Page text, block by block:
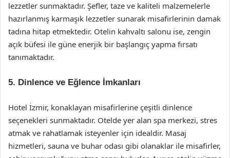
lezzetler sunmaktadır. Şefler, taze ve kaliteli malzemelerle
hazırlanmış karmaşık lezzetler sunarak misafirlerinin damak
tadına hitap etmektedir. Otelin kahvaltı salonu ise, zengin
açık büfesi ile güne enerjik bir başlangıç yapma fırsatı
tanımaktadır.
5. Dinlence ve Eğlence İmkanları
Hotel İzmir, konaklayan misafirlerine çeşitli dinlence
seçenekleri sunmaktadır. Otelde yer alan spa merkezi, stres
atmak ve rahatlamak isteyenler için idealdir. Masaj
hizmetleri, sauna ve buhar odası gibi olanaklar ile misafirler,